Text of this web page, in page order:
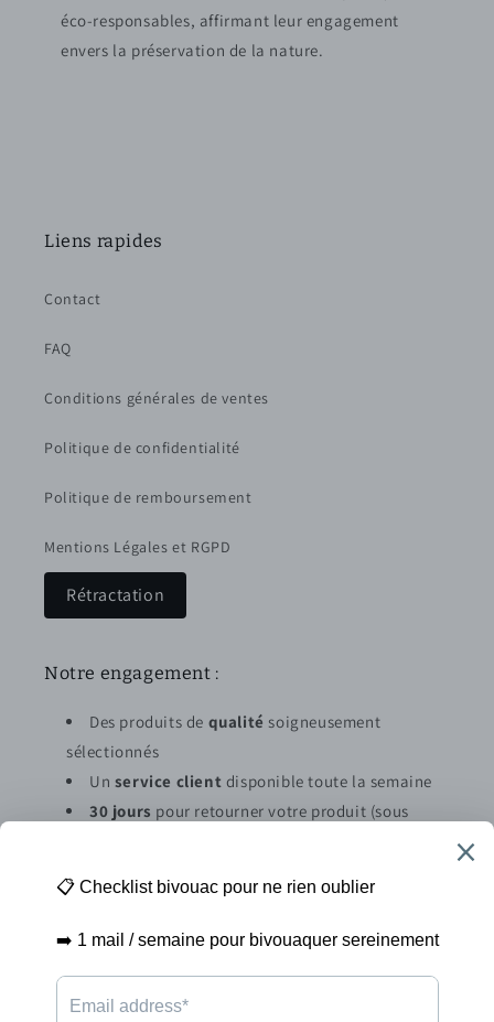
éco-responsables, affirmant leur engagement
envers la préservation de la nature.
Liens rapides
Contact
FAQ
Conditions générales de ventes
Politique de confidentialité
Politique de remboursement
Mentions Légales et RGPD
Rétractation
Notre engagement :
Des produits de qualité soigneusement
sélectionnés
Un service client disponible toute la semaine
30 jours pour retourner votre produit (sous